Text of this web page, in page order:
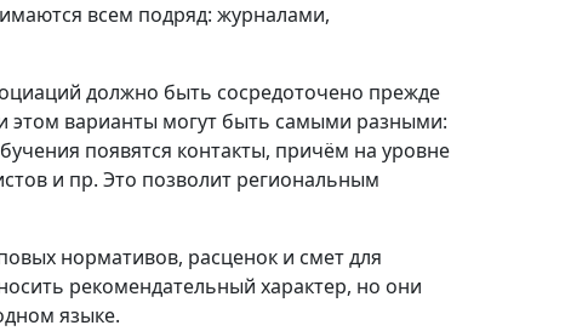
всем подряд: журналами,
должно быть сосредоточено прежде
этом варианты могут быть самыми разными:
появятся контакты, причём на уровне
и пр. Это позволит региональным
нормативов, расценок и смет для
рекомендательный характер, но они
языке.